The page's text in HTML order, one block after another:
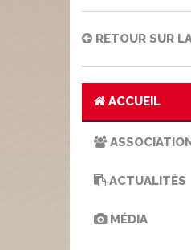
RETOUR SUR
ACCUEIL
ACTUALITÉS
MÉDIA